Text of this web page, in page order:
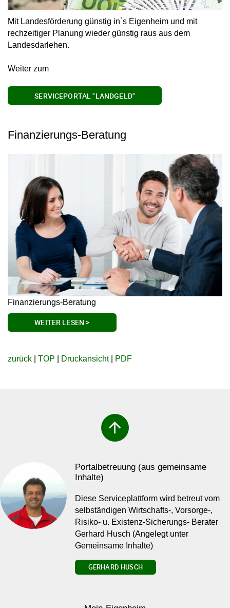
Mit Landesförderung günstig in`s Eigenheim und mit
rechzeitiger Planung wieder günstig raus aus dem
Landesdarlehen.
Weiter zum
SERVICEPORTAL "LANDGELD"
Finanzierungs-Beratung
Finanzierungs-Beratung
WEITER LESEN >
zurück TOP Druckansicht| PDF
arrow_upward
Portalbetreuung (aus gemeinsame
Inhalte)
Diese Serviceplattform wird betreut vom
selbständigen Wirtschafts-, Vorsorge-,
Risiko- u. Existenz-Sicherungs- Berater
Gerhard Husch (Angelegt unter
Gemeinsame Inhalte)
GERHARD HUSCH